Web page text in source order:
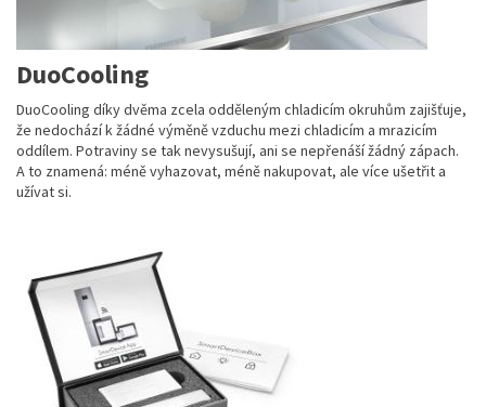
DuoCooling
DuoCooling díky dvěma zcela odděleným chladicím okruhům zajišťuje,
že nedochází k žádné výměně vzduchu mezi chladicím a mrazicím
oddílem. Potraviny se tak nevysušují, ani se nepřenáší žádný zápach.
A to znamená: méně vyhazovat, méně nakupovat, ale více ušetřit a
užívat si.